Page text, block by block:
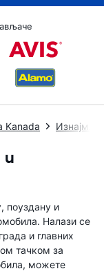
Kanada
u
поуздану и
Налази се
и главних
тачком за
можете